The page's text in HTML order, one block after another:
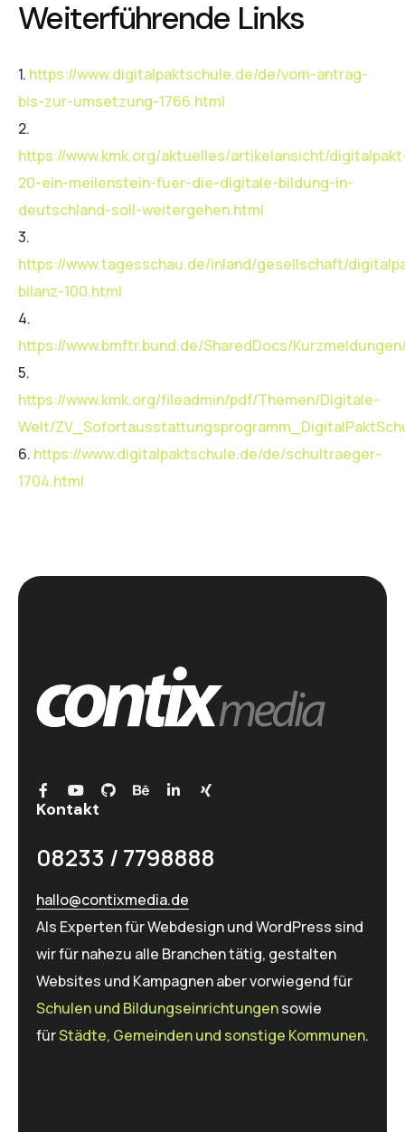
Weiterführende Links
1. https://www.digitalpaktschule.de/de/vom-antrag-
bis-zur-umsetzung-1766.html
2.
https://www.kmk.org/aktuelles/artikelansicht/
20-ein-meilenstein-fuer-die-digitale-bildung-in-
deutschland-soll-weitergehen.html
3.
https://www.tagesschau.de/inland/gesellschaft/
bilanz-100.html
4.
https://www.bmftr.bund.de/SharedDocs/
5.
https://www.kmk.org/fileadmin/pdf/Themen/Digitale-
Welt/
6. https://www.digitalpaktschule.de/de/schultraeger-
1704.html
Kontakt
08233 / 7798888
hallo@contixmedia.de
Als Experten für Web­design und WordPress sind
wir für nahezu alle Branchen tätig, gestalten
Websites und Kampagnen aber vorwiegend für
Schulen und Bildungs­einrichtungensowie
fürStädte, Gemeinden und sonstige Kommunen.